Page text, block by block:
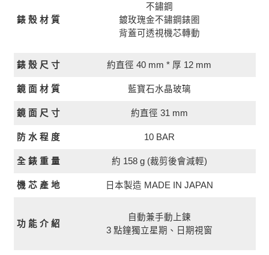
錶 殼 材 質
不鏽鋼
鍍玫瑰金不鏽鋼錶圈
背蓋可透視機芯轉動
錶 殼 尺 寸 約直徑 40 mm * 厚 12 mm
鏡 面 材 質 藍寶石水晶玻璃
鏡 面 尺 寸 約直徑 31 mm
防 水 程 度 10 BAR
全 錶 重 量 約 158 g (裁剪後會減輕)
機 芯 產 地 日本製造 MADE IN JAPAN
功 能 介 紹
自動兼手動上鍊
3 點鐘獨立星期、日期視窗